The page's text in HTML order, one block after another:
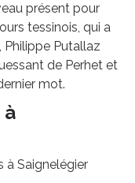
présent pour
tessinois, qui a
Philippe Putallaz
de Perhet et
mot.
à
à Saignelégier